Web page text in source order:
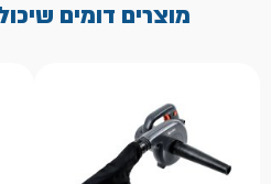
מוצרים דומים